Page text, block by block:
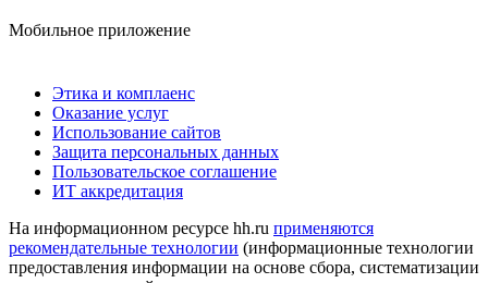
Мобильное приложение
Этика и комплаенс
Оказание услуг
Использование сайтов
Защита персональных данных
Пользовательское соглашение
ИТ аккредитация
На информационном ресурсе hh.ru применяются
рекомендательные технологии (информационные технологии
предоставления информации на основе сбора, систематизации